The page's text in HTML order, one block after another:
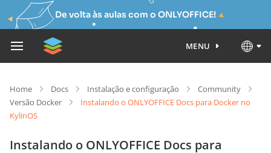
De volta às aulas com o ONLYOFFICE!
MENU
Home Docs Instalação e configuração
Community
Versão Docker
Instalando o ONLYOFFICE Docs para Docker no
KylinOS
Instalando o ONLYOFFICE Docs para